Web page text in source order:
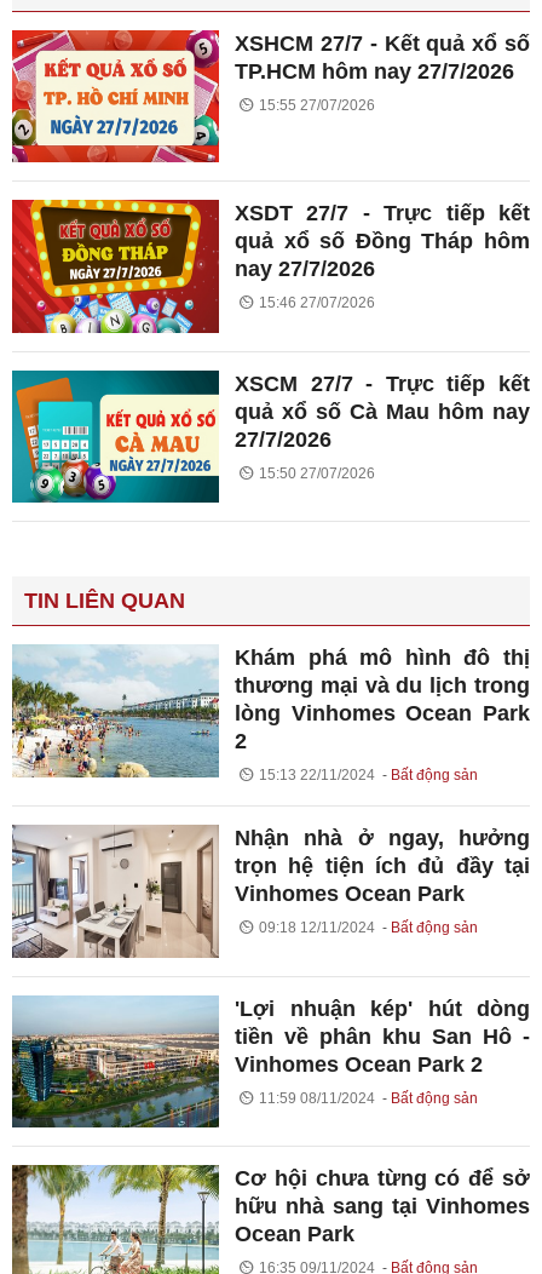
XSHCM 27/7 - Kết quả xổ số
TP.HCM hôm nay 27/7/2026
15:55 27/07/2026
XSDT 27/7 - Trực tiếp kết
quả xổ số Đồng Tháp hôm
nay 27/7/2026
15:46 27/07/2026
XSCM 27/7 - Trực tiếp kết
quả xổ số Cà Mau hôm nay
27/7/2026
15:50 27/07/2026
TIN LIÊN QUAN
Khám phá mô hình đô thị
thương mại và du lịch trong
lòng Vinhomes Ocean Park
2
15:13 22/11/2024 Bất động sản
Nhận nhà ở ngay, hưởng
trọn hệ tiện ích đủ đầy tại
Vinhomes Ocean Park
09:18 12/11/2024 Bất động sản
'Lợi nhuận kép' hút dòng
tiền về phân khu San Hô -
Vinhomes Ocean Park 2
11:59 08/11/2024 Bất động sản
Cơ hội chưa từng có để sở
hữu nhà sang tại Vinhomes
Ocean Park
16:35 09/11/2024 Bất động sản